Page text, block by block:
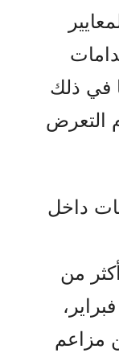
في ذلك
التعرض
داخل
من
مزاعم